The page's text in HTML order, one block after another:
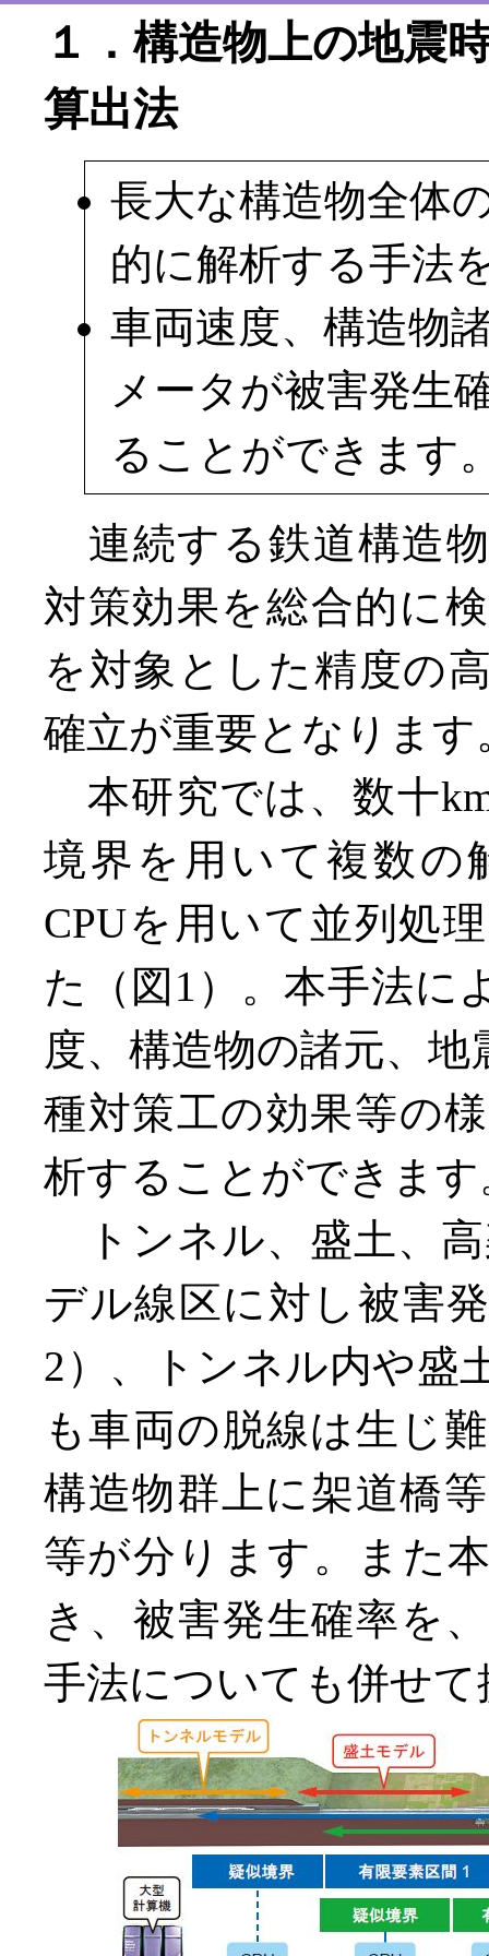
１．構造物上の地震
算出法
長大な構造物全体
的に解析する手法
車両速度、構造物
メータが被害発生
ることができます
連続する鉄道構造
対策効果を総合的に
を対象とした精度の
確立が重要となります
本研究では、数十
境界を用いて複数の
CPUを用いて並列処
た（図1）。本手法に
度、構造物の諸元、
種対策工の効果等の
析することができます
トンネル、盛土、高
デル線区に対し被害
2）、トンネル内や盛
も車両の脱線は生じ
構造物群上に架道橋
等が分ります。また
き、被害発生確率を
手法についても併せ